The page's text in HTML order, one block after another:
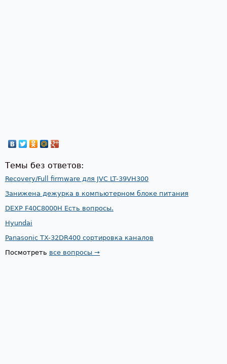
Темы без ответов:
Recovery/Full firmware для JVC LT-39VH300
Занижена дежурка в компьютерном блоке питания
DEXP F40C8000H Есть вопросы.
Hyundai
Panasonic TX-32DR400 сортировка каналов
Посмотреть все вопросы →